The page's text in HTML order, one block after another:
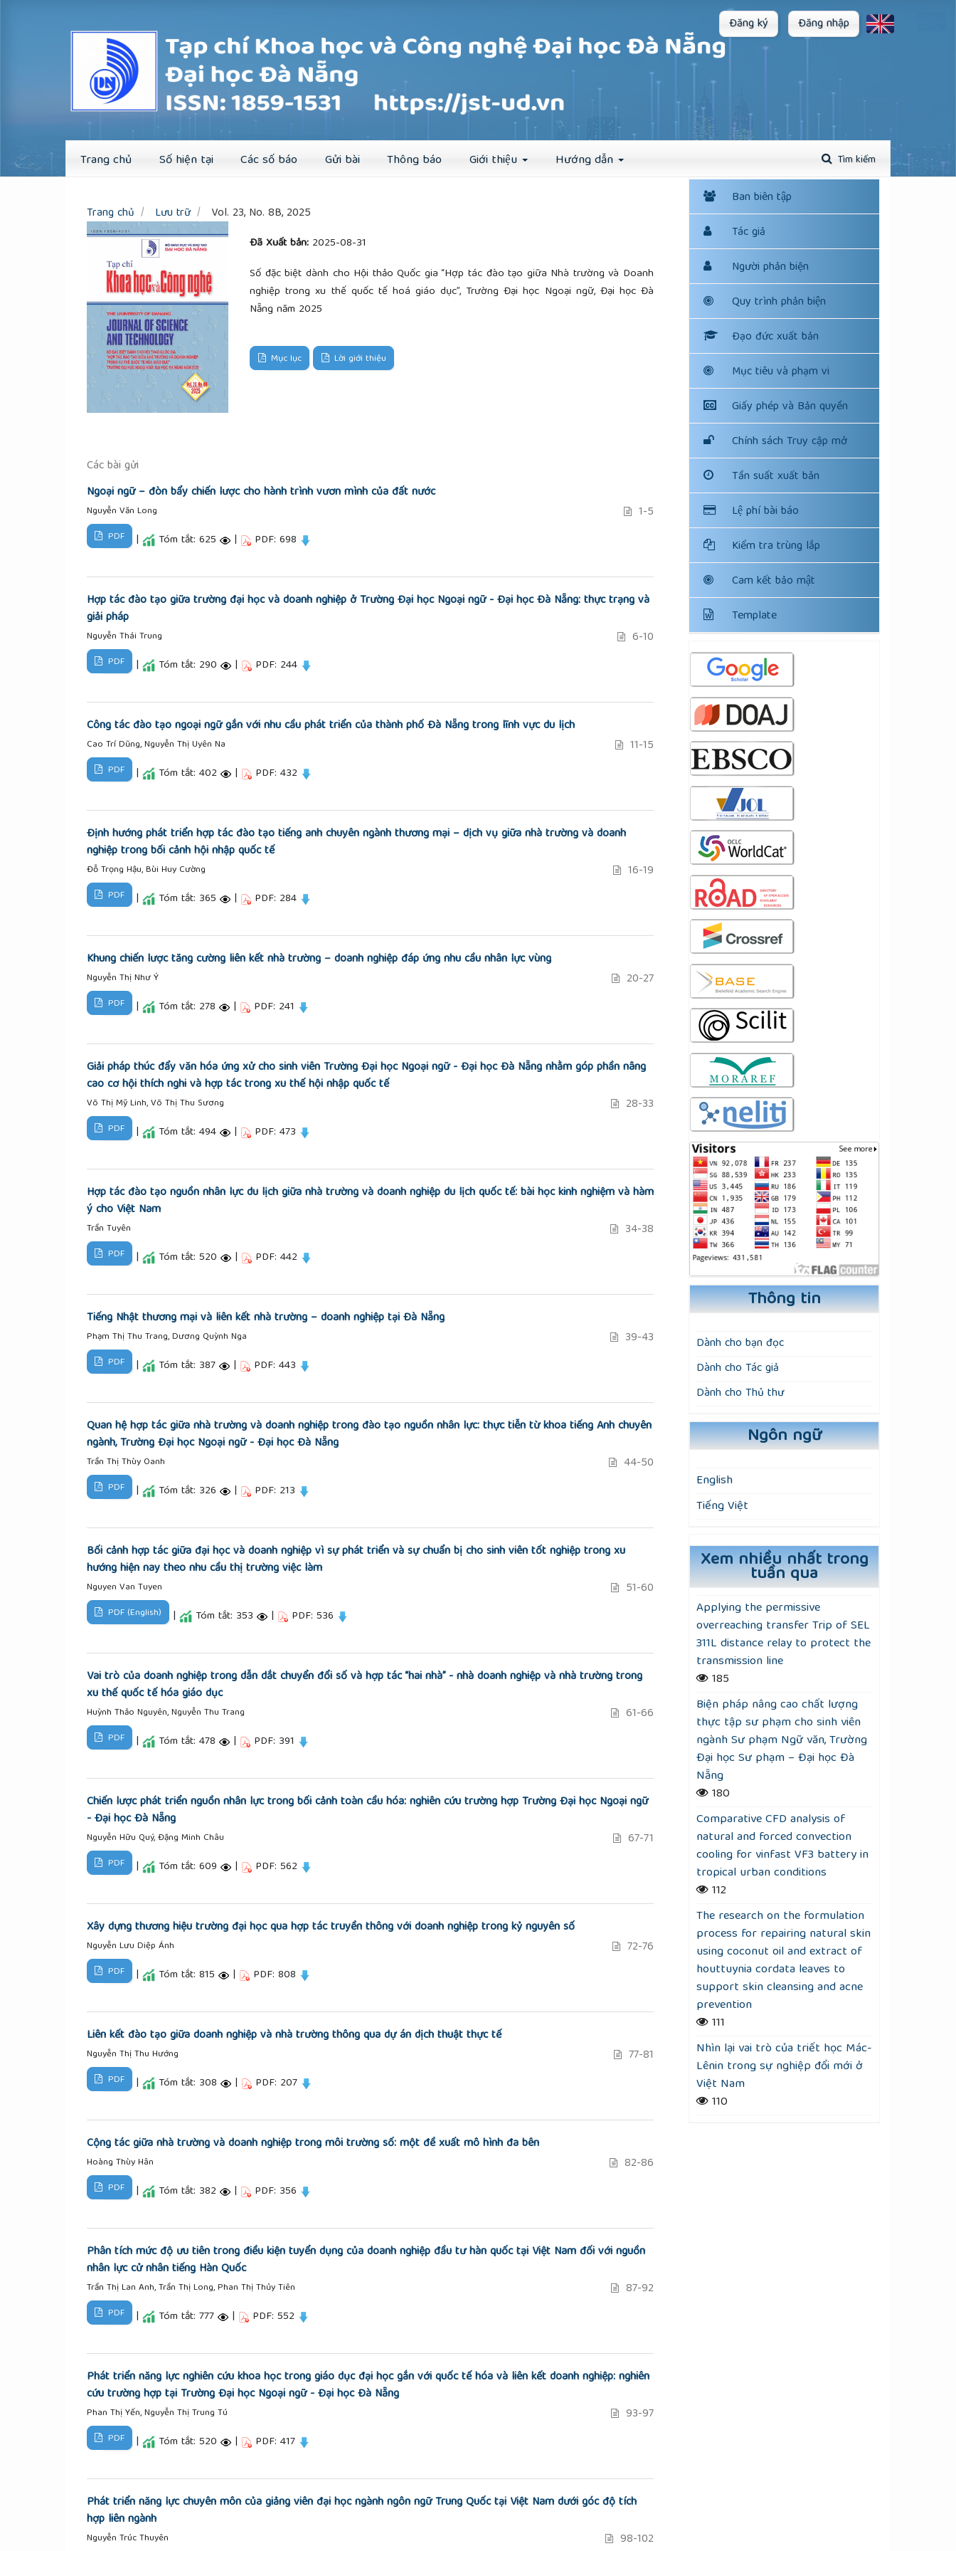
Trang chủ Số hiện tại Các số báo Gửi bài Thông báo Giới thiệu Hướng dẫn Tìm kiếm
Đăng ký Đăng nhập
Đăng ký Đăng nhập
Trang chủ Lưu trữ Vol. 23, No. 8B, 2025
Đã Xuất bản: 2025-08-31
Số đặc biệt dành cho Hội thảo Quốc gia “Hợp tác đào tạo giữa Nhà trường và Doanh
nghiệp trong xu thế quốc tế hoá giáo dục”, Trường Đại học Ngoại ngữ, Đại học Đà
Nẵng năm 2025
Mục lục Lời giới thiệu
Các bài gửi
Ngoại ngữ – đòn bẩy chiến lược cho hành trình vươn mình của đất nước
Nguyễn Văn Long 1-5
PDF | Tóm tắt: 625 | PDF: 698
Hợp tác đào tạo giữa trường đại học và doanh nghiệp ở Trường Đại học Ngoại ngữ - Đại học Đà Nẵng: thực trạng và
giải pháp
Nguyễn Thái Trung 6-10
PDF | Tóm tắt: 290 | PDF: 244
Công tác đào tạo ngoại ngữ gắn với nhu cầu phát triển của thành phố Đà Nẵng trong lĩnh vực du lịch
Cao Trí Dũng, Nguyễn Thị Uyên Na 11-15
PDF | Tóm tắt: 402 | PDF: 432
Định hướng phát triển hợp tác đào tạo tiếng anh chuyên ngành thương mại – dịch vụ giữa nhà trường và doanh
nghiệp trong bối cảnh hội nhập quốc tế
Đỗ Trọng Hậu, Bùi Huy Cường 16-19
PDF | Tóm tắt: 365 | PDF: 284
Khung chiến lược tăng cường liên kết nhà trường – doanh nghiệp đáp ứng nhu cầu nhân lực vùng
Nguyễn Thị Như Ý 20-27
PDF | Tóm tắt: 278 | PDF: 241
Giải pháp thúc đẩy văn hóa ứng xử cho sinh viên Trường Đại học Ngoại ngữ - Đại học Đà Nẵng nhằm góp phần nâng
cao cơ hội thích nghi và hợp tác trong xu thế hội nhập quốc tế
Võ Thị Mỹ Linh, Võ Thị Thu Sương 28-33
PDF | Tóm tắt: 494 | PDF: 473
Hợp tác đào tạo nguồn nhân lực du lịch giữa nhà trường và doanh nghiệp du lịch quốc tế: bài học kinh nghiệm và hàm
ý cho Việt Nam
Trần Tuyên 34-38
PDF | Tóm tắt: 520 | PDF: 442
Tiếng Nhật thương mại và liên kết nhà trường – doanh nghiệp tại Đà Nẵng
Phạm Thị Thu Trang, Dương Quỳnh Nga 39-43
PDF | Tóm tắt: 387 | PDF: 443
Quan hệ hợp tác giữa nhà trường và doanh nghiệp trong đào tạo nguồn nhân lực: thực tiễn từ khoa tiếng Anh chuyên
ngành, Trường Đại học Ngoại ngữ - Đại học Đà Nẵng
Trần Thị Thùy Oanh 44-50
PDF | Tóm tắt: 326 | PDF: 213
Bối cảnh hợp tác giữa đại học và doanh nghiệp vì sự phát triển và sự chuẩn bị cho sinh viên tốt nghiệp trong xu
hướng hiện nay theo nhu cầu thị trường việc làm
Nguyen Van Tuyen 51-60
PDF (English) | Tóm tắt: 353 | PDF: 536
Vai trò của doanh nghiệp trong dẫn dắt chuyển đổi số và hợp tác “hai nhà” - nhà doanh nghiệp và nhà trường trong
xu thế quốc tế hóa giáo dục
Huỳnh Thảo Nguyên, Nguyễn Thu Trang 61-66
PDF | Tóm tắt: 478 | PDF: 391
Chiến lược phát triển nguồn nhân lực trong bối cảnh toàn cầu hóa: nghiên cứu trường hợp Trường Đại học Ngoại ngữ
- Đại học Đà Nẵng
Nguyễn Hữu Quý, Đặng Minh Châu 67-71
PDF | Tóm tắt: 609 | PDF: 562
Xây dựng thương hiệu trường đại học qua hợp tác truyền thông với doanh nghiệp trong kỷ nguyên số
Nguyễn Lưu Diệp Ánh 72-76
PDF | Tóm tắt: 815 | PDF: 808
Liên kết đào tạo giữa doanh nghiệp và nhà trường thông qua dự án dịch thuật thực tế
Nguyễn Thị Thu Hướng 77-81
PDF | Tóm tắt: 308 | PDF: 207
Cộng tác giữa nhà trường và doanh nghiệp trong môi trường số: một đề xuất mô hình đa bên
Hoàng Thùy Hân 82-86
PDF | Tóm tắt: 382 | PDF: 356
Phân tích mức độ ưu tiên trong điều kiện tuyển dụng của doanh nghiệp đầu tư hàn quốc tại Việt Nam đối với nguồn
nhân lực cử nhân tiếng Hàn Quốc
Trần Thị Lan Anh, Trần Thị Long, Phan Thị Thủy Tiên 87-92
PDF | Tóm tắt: 777 | PDF: 552
Phát triển năng lực nghiên cứu khoa học trong giáo dục đại học gắn với quốc tế hóa và liên kết doanh nghiệp: nghiên
cứu trường hợp tại Trường Đại học Ngoại ngữ - Đại học Đà Nẵng
Phan Thị Yến, Nguyễn Thị Trung Tú 93-97
PDF | Tóm tắt: 520 | PDF: 417
Phát triển năng lực chuyên môn của giảng viên đại học ngành ngôn ngữ Trung Quốc tại Việt Nam dưới góc độ tích
hợp liên ngành
Nguyễn Trúc Thuyên 98-102
Ban biên tập
Tác giả
Người phản biện
Quy trình phản biện
Đạo đức xuất bản
Mục tiêu và phạm vi
Giấy phép và Bản quyền
Chính sách Truy cập mở
Tần suất xuất bản
Lệ phí bài báo
Kiểm tra trùng lắp
Cam kết bảo mật
Template
Thông tin
Dành cho bạn đọc
Dành cho Tác giả
Dành cho Thủ thư
Ngôn ngữ
English
Tiếng Việt
Xem nhiều nhất trong
tuần qua
Applying the permissive
overreaching transfer Trip of SEL
311L distance relay to protect the
transmission line
185
Biện pháp nâng cao chất lượng
thực tập sư phạm cho sinh viên
ngành Sư phạm Ngữ văn, Trường
Đại học Sư phạm – Đại học Đà
Nẵng
180
Comparative CFD analysis of
natural and forced convection
cooling for vinfast VF3 battery in
tropical urban conditions
112
The research on the formulation
process for repairing natural skin
using coconut oil and extract of
houttuynia cordata leaves to
support skin cleansing and acne
prevention
111
Nhìn lại vai trò của triết học Mác-
Lênin trong sự nghiệp đổi mới ở
Việt Nam
110